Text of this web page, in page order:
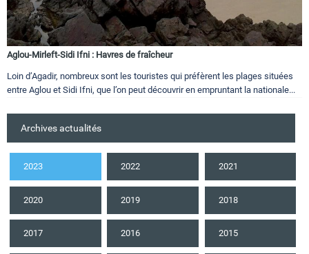
Aglou-Mirleft-Sidi Ifni : Havres de fraîcheur
Loin d’Agadir, nombreux sont les touristes qui préfèrent les plages situées
entre Aglou et Sidi Ifni, que l’on peut découvrir en empruntant la nationale...
Archives actualités
2023 2022 2021
2020 2019 2018
2017 2016 2015